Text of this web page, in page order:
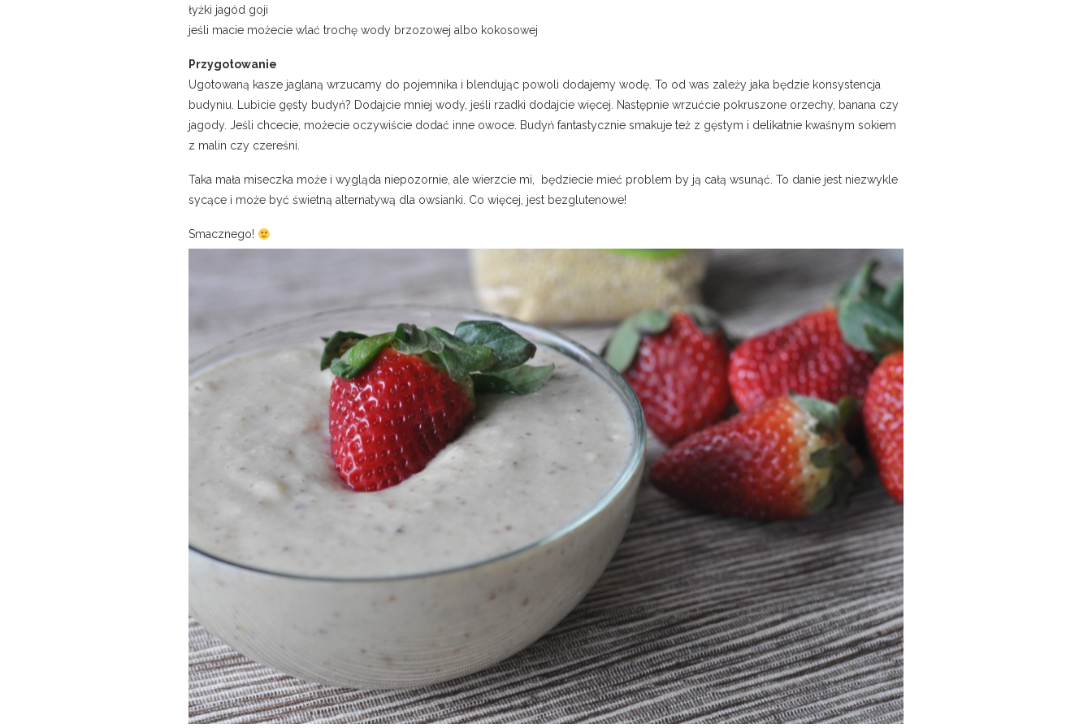
łyżki jagód goji
jeśli macie możecie wlać trochę wody brzozowej albo kokosowej
Przygotowanie
Ugotowaną kasze jaglaną wrzucamy do pojemnika i blendując powoli dodajemy wodę. To od was zależy jaka będzie konsystencja
budyniu. Lubicie gęsty budyń? Dodajcie mniej wody, jeśli rzadki dodajcie więcej. Następnie wrzućcie pokruszone orzechy, banana czy
jagody. Jeśli chcecie, możecie oczywiście dodać inne owoce. Budyń fantastycznie smakuje też z gęstym i delikatnie kwaśnym sokiem
z malin czy czereśni.
Taka mała miseczka może i wygląda niepozornie, ale wierzcie mi, będziecie mieć problem by ją całą wsunąć. To danie jest niezwykle
sycące i może być świetną alternatywą dla owsianki. Co więcej, jest bezglutenowe!
Smacznego!